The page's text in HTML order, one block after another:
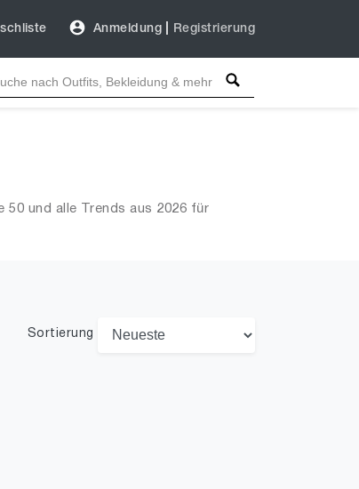
Anmeldung Registrierung
50 und alle Trends aus 2026 für
Sortierung